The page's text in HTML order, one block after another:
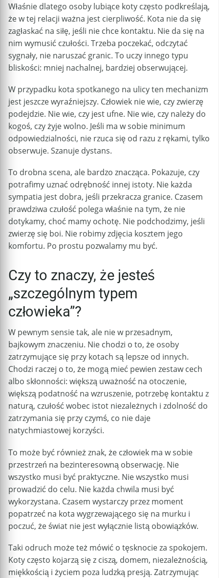
Właśnie dlatego osoby lubiące koty często podkreślają,
że w tej relacji ważna jest cierpliwość. Kota nie da się
zagłaskać na siłę, jeśli nie chce kontaktu. Nie da się na
nim wymusić czułości. Trzeba poczekać, odczytać
sygnały, nie naruszać granic. To uczy innego typu
bliskości: mniej nachalnej, bardziej obserwującej.
W przypadku kota spotkanego na ulicy ten mechanizm
jest jeszcze wyraźniejszy. Człowiek nie wie, czy zwierzę
podejdzie. Nie wie, czy jest ufne. Nie wie, czy należy do
kogoś, czy żyje wolno. Jeśli ma w sobie minimum
odpowiedzialności, nie rzuca się od razu z rękami, tylko
obserwuje. Szanuje dystans.
To drobna scena, ale bardzo znacząca. Pokazuje, czy
potrafimy uznać odrębność innej istoty. Nie każda
sympatia jest dobra, jeśli przekracza granice. Czasem
prawdziwa czułość polega właśnie na tym, że nie
dotykamy, choć mamy ochotę. Nie podchodzimy, jeśli
zwierzę się boi. Nie robimy zdjęcia kosztem jego
komfortu. Po prostu pozwalamy mu być.
Czy to znaczy, że jesteś
„szczególnym typem
człowieka”?
W pewnym sensie tak, ale nie w przesadnym,
bajkowym znaczeniu. Nie chodzi o to, że osoby
zatrzymujące się przy kotach są lepsze od innych.
Chodzi raczej o to, że mogą mieć pewien zestaw cech
albo skłonności: większą uważność na otoczenie,
większą podatność na wzruszenie, potrzebę kontaktu z
naturą, czułość wobec istot niezależnych i zdolność do
zatrzymania się przy czymś, co nie daje
natychmiastowej korzyści.
To może być również znak, że człowiek ma w sobie
przestrzeń na bezinteresowną obserwację. Nie
wszystko musi być praktyczne. Nie wszystko musi
prowadzić do celu. Nie każda chwila musi być
wykorzystana. Czasem wystarczy przez moment
popatrzeć na kota wygrzewającego się na murku i
poczuć, że świat nie jest wyłącznie listą obowiązków.
Taki odruch może też mówić o tęsknocie za spokojem.
Koty często kojarzą się z ciszą, domem, niezależnością,
miękkością i życiem poza ludzką presją. Zatrzymując